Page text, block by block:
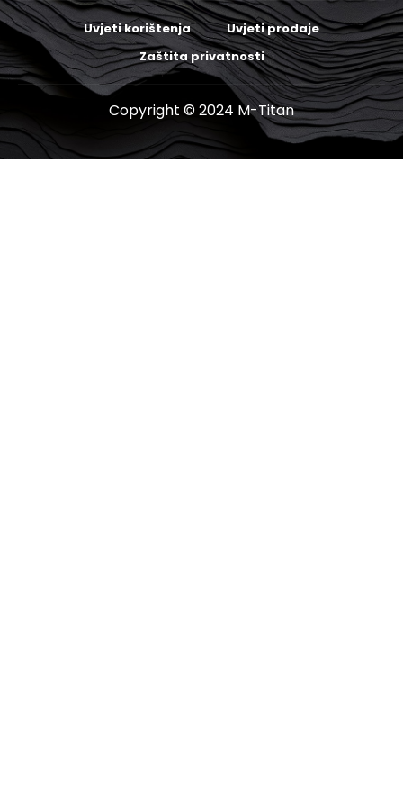
Uvjeti korištenja
Uvjeti prodaje
Zaštita privatnosti
Copyright © 2024 M-Titan